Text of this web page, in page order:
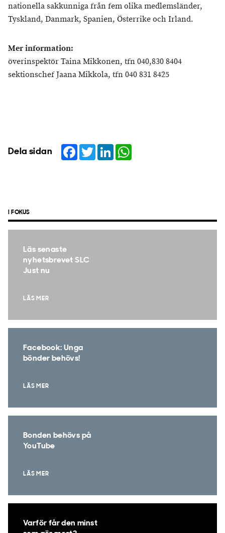
nationella sakkunniga från fem olika medlemsländer,
Tyskland, Danmark, Spanien, Österrike och Irland.
Mer information:
överinspektör Taina Mikkonen, tfn 040,830 8404
sektionschef Jaana Mikkola, tfn 040 831 8425
Dela sidan Facebook
TwitterLinkedIn
I FOKUS
Läs senaste
nyhetsbrevet SLC
Just nu
LÄS MER
Facebook: Unga
bönder behövs!
LÄS MER
Bonden behövs på
YouTube
LÄS MER
Varför får den minst